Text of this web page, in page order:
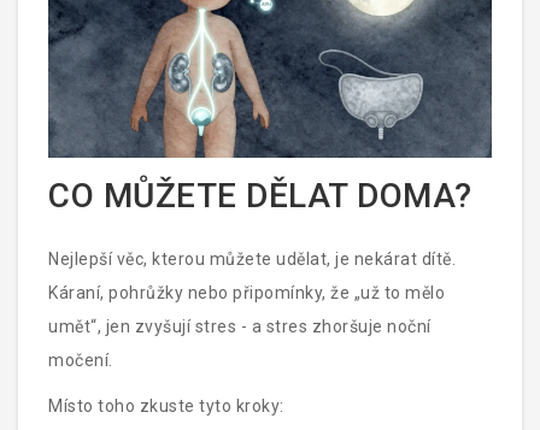
CO MŮŽETE DĚLAT DOMA?
Nejlepší věc, kterou můžete udělat, je nekárat dítě.
Káraní, pohrůžky nebo připomínky, že „už to mělo
umět“, jen zvyšují stres - a stres zhoršuje noční
močení.
Místo toho zkuste tyto kroky: